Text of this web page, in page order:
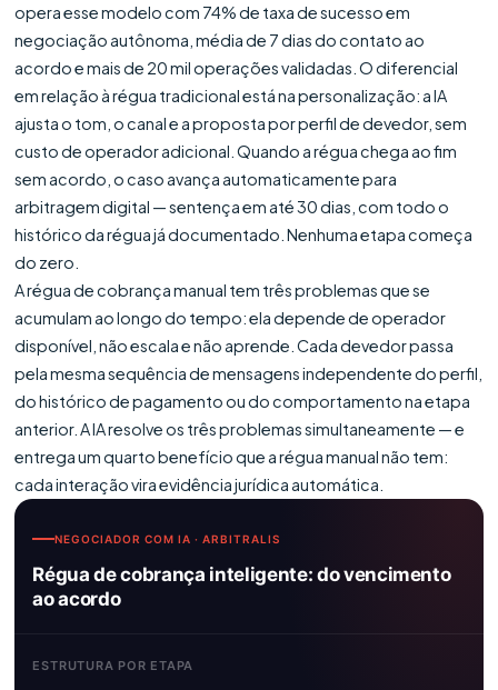
opera esse modelo com 74% de taxa de sucesso em
negociação autônoma, média de 7 dias do contato ao
acordo e mais de 20 mil operações validadas. O diferencial
em relação à régua tradicional está na personalização: a IA
ajusta o tom, o canal e a proposta por perfil de devedor, sem
custo de operador adicional. Quando a régua chega ao fim
sem acordo, o caso avança automaticamente para
arbitragem digital — sentença em até 30 dias, com todo o
histórico da régua já documentado. Nenhuma etapa começa
do zero.
A régua de cobrança manual tem três problemas que se
acumulam ao longo do tempo: ela depende de operador
disponível, não escala e não aprende. Cada devedor passa
pela mesma sequência de mensagens independente do perfil,
do histórico de pagamento ou do comportamento na etapa
anterior. A IA resolve os três problemas simultaneamente — e
entrega um quarto benefício que a régua manual não tem:
cada interação vira evidência jurídica automática.
NEGOCIADOR COM IA · ARBITRALIS
Régua de cobrança inteligente: do vencimento
ao acordo
ESTRUTURA POR ETAPA